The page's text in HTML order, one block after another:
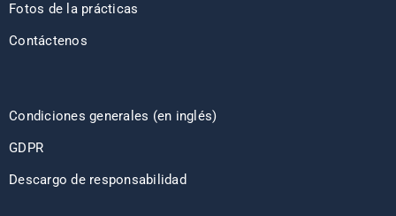
Fotos de la prácticas
Contáctenos
Condiciones generales (en inglés)
GDPR
Descargo de responsabilidad